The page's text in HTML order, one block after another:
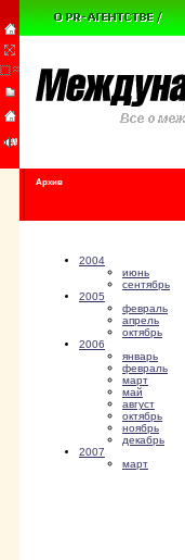
Архив
2004
июнь
сентябрь
2005
февраль
апрель
октябрь
2006
январь
февраль
март
май
август
октябрь
ноябрь
декабрь
2007
март